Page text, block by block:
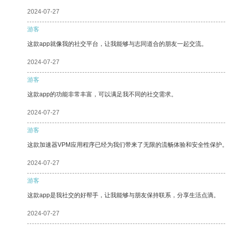
2024-07-27
游客
这款app就像我的社交平台，让我能够与志同道合的朋友一起交流。
2024-07-27
游客
这款app的功能非常丰富，可以满足我不同的社交需求。
2024-07-27
游客
这款加速器VPM应用程序已经为我们带来了无限的流畅体验和安全性保护
2024-07-27
游客
这款app是我社交的好帮手，让我能够与朋友保持联系，分享生活点滴。
2024-07-27